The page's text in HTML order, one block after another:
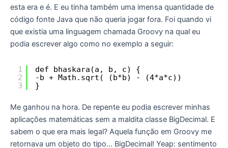
esta era e é. E eu tinha também uma imensa quantidade de
código fonte Java que não queria jogar fora. Foi quando vi
que existia uma linguagem chamada Groovy na qual eu
podia escrever algo como no exemplo a seguir:
1
2
3
def bhaskara(a, b, c) {
-b + Math.sqrt( (b*b) - (4*a*c))
}
Me ganhou na hora. De repente eu podia escrever minhas
aplicações matemáticas sem a maldita classe BigDecimal. E
sabem o que era mais legal? Aquela função em Groovy me
retornava um objeto do tipo… BigDecimal! Yeap: sentimento